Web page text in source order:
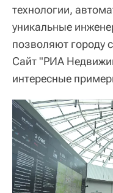
технологии,
уникальные
позволяют городу
Сайт "РИА
интересные